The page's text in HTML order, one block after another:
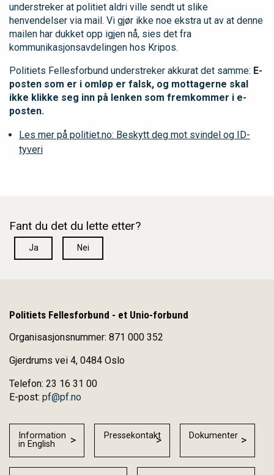
understreker at politiet aldri ville sendt ut slike
henvendelser via mail. Vi gjør ikke noe ekstra ut av at denne
mailen har dukket opp igjen nå, sies det fra
kommunikasjonsavdelingen hos Kripos.
Politiets Fellesforbund understreker akkurat det samme: E-
posten som er i omløp er falsk, og mottagerne skal
ikke klikke seg inn på lenken som fremkommer i e-
posten.
Les mer på politiet.no: Beskytt deg mot svindel og ID-
tyveri
Fant du det du lette etter?
Ja Nei
Politiets Fellesforbund - et Unio-forbund
Organisasjonsnummer: 871 000 352
Gjerdrums vei 4, 0484 Oslo
Telefon: 23 16 31 00
E-post: pf@pf.no
Information
in English
Pressekontakt Dokumenter